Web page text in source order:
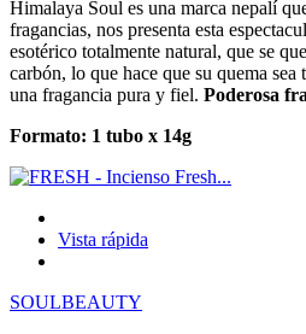
Himalaya Soul es una marca nepalí
fragancias, nos presenta esta
esotérico totalmente natural, que se
carbón, lo que hace que su quema
una fragancia pura y fiel. Poderosa
Formato: 1 tubo x 14g
Vista rápida
SOULBEAUTY